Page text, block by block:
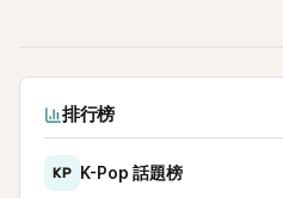
排行榜
KP K-Pop 話題榜